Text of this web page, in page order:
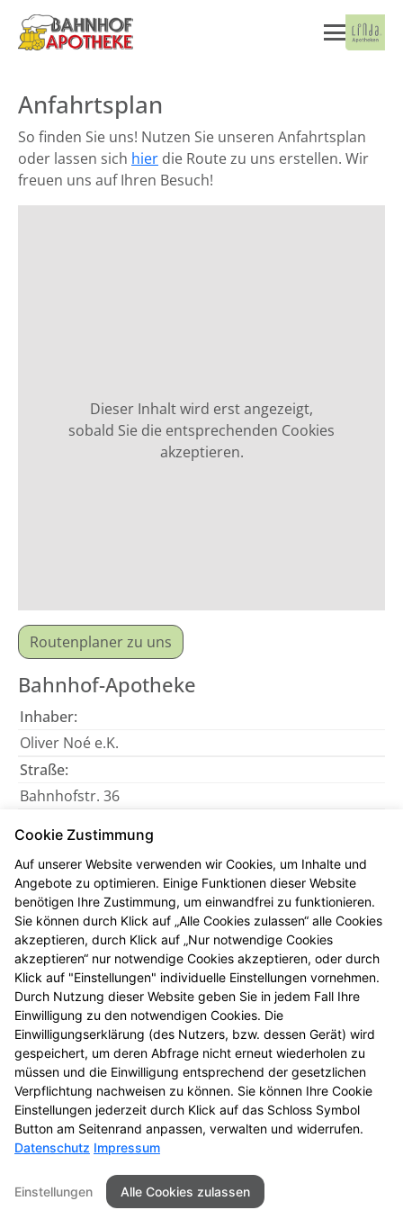
Anfahrtsplan
So finden Sie uns! Nutzen Sie unseren Anfahrtsplan
oder lassen sich hier die Route zu uns erstellen. Wir
freuen uns auf Ihren Besuch!
Dieser Inhalt wird erst angezeigt,
sobald Sie die entsprechenden Cookies
akzeptieren.
Routenplaner zu uns
Bahnhof-Apotheke
Inhaber:
Oliver Noé e.K.
Straße:
Bahnhofstr. 36
Telefon:
063245740
Fax:
+49 (6324) 980863
E-Mail:
contact@bahnhofapotheke-hassloch.de
Öffnungszeiten
Mo, Di, Do, Fr : 08:00-12:30 und 14:30-18:30
Mi, Sa: 08:00-12:30
Kontakt Impressum
Datenschutz
Barrierefreiheit
Cookie Zustimmung
Auf unserer Website verwenden wir Cookies, um Inhalte und
Angebote zu optimieren. Einige Funktionen dieser Website
benötigen Ihre Zustimmung, um einwandfrei zu funktionieren.
Sie können durch Klick auf „Alle Cookies zulassen“ alle Cookies
akzeptieren, durch Klick auf „Nur notwendige Cookies
akzeptieren“ nur notwendige Cookies akzeptieren, oder durch
Klick auf "Einstellungen" individuelle Einstellungen vornehmen.
Durch Nutzung dieser Website geben Sie in jedem Fall Ihre
Einwilligung zu den notwendigen Cookies. Die
Einwilligungserklärung (des Nutzers, bzw. dessen Gerät) wird
gespeichert, um deren Abfrage nicht erneut wiederholen zu
müssen und die Einwilligung entsprechend der gesetzlichen
Verpflichtung nachweisen zu können. Sie können Ihre Cookie
Einstellungen jederzeit durch Klick auf das Schloss Symbol
Button am Seitenrand anpassen, verwalten und widerrufen.
Datenschutz Impressum
Einstellungen Alle Cookies zulassen